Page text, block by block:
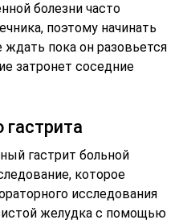
болезни часто
поэтому начинать
ждать пока он разовьется
затронет соседние
гастрита
гастрит больной
которое
исследования
желудка с помощью